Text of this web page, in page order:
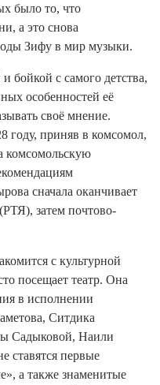
было то, что
а это снова
Зифу в мир музыки.
бойкой с самого детства,
особенностей её
своё мнение.
году, приняв в комсомол,
комсомольскую
сначала оканчивает
затем почтово-
с культурной
посещает театр. Она
в исполнении
Ситдика
Садыковой, Наили
ставятся первые
а также знаменитые